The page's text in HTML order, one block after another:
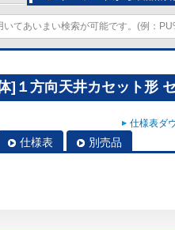
]１方向天井カセット形
仕様表ダ
仕様表 別売品